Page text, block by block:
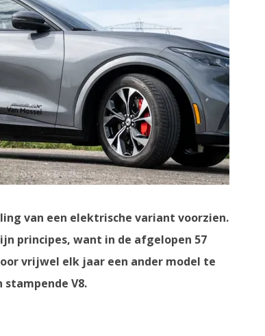
van een elektrische variant voorzien.
principes, want in de afgelopen 57
vrijwel elk jaar een ander model te
V8.